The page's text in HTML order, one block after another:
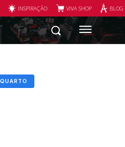
INSPIRAÇÃO VIVA SHOP
QUARTO